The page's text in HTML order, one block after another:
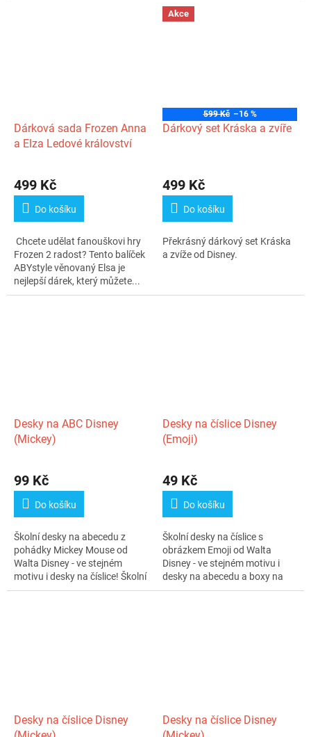
Dárková sada Frozen Anna
a Elza Ledové království
499 Kč
Do košíku
Chcete udělat fanouškovi hry
Frozen 2 radost? Tento balíček
ABYstyle věnovaný Elsa je
nejlepší dárek, který můžete...
Akce
599 Kč –16 %
Dárkový set Kráska a zvíře
499 Kč
Do košíku
Překrásný dárkový set Kráska
a zvíže od Disney.
Desky na ABC Disney
(Mickey)
99 Kč
Do košíku
Školní desky na abecedu z
pohádky Mickey Mouse od
Walta Disney - ve stejném
motivu i desky na číslice! Školní
desky...
Desky na číslice Disney
(Emoji)
49 Kč
Do košíku
Školní desky na číslice s
obrázkem Emoji od Walta
Disney - ve stejném motivu i
desky na abecedu a boxy na
sešity!...
Desky na číslice Disney
Desky na číslice Disney